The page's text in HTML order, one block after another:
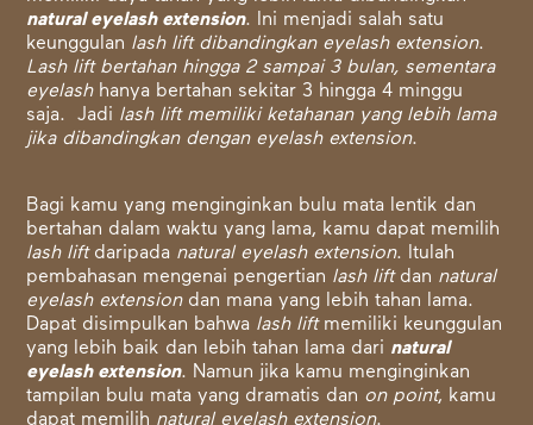
natural eyelash extension. Ini menjadi salah satu
keunggulan lash lift dibandingkan eyelash extension.
Lash lift bertahan hingga 2 sampai 3 bulan, sementara
eyelashhanya bertahan sekitar 3 hingga 4 minggu
saja. Jadi lash lift memiliki ketahanan yang lebih lama
jika dibandingkan dengan eyelash extension.
Bagi kamu yang menginginkan bulu mata lentik dan
bertahan dalam waktu yang lama, kamu dapat memilih
lash lift daripada natural eyelash extension. Itulah
pembahasan mengenai pengertian lash liftdan natural
eyelash extensiondan mana yang lebih tahan lama.
Dapat disimpulkan bahwa lash liftmemiliki keunggulan
yang lebih baik dan lebih tahan lama dari natural
eyelash extension. Namun jika kamu menginginkan
tampilan bulu mata yang dramatis dan on point, kamu
dapat memilih natural eyelash extension.